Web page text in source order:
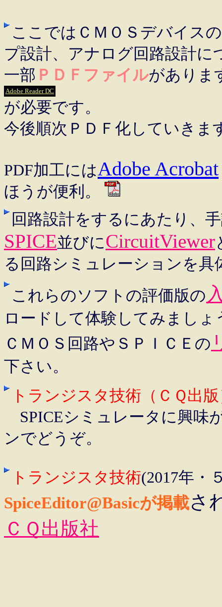
ここではＣＭＯＳデバイス
プ設計、アナログ回路設計
一部 ＰＤＦファイルがありま
Adobe Reader DC
が必要です。
今後順次ＰＤＦ化していきま
PDF加工にはAdobe Acrobat
ほうが便利。
回路設計をするにあたり、
SPICE並びにCircuitViewer
る回路シミュレーションを
これらのソフトの評価版の
ロードして体験してみましょ
ＣＭＯＳ回路やＳＰＩＣＥの
下さい。
トランジスタ技術（ＣＱ出
SPICEシミュレータに興味
ンでどうぞ。
トランジスタ技術(2017年・
SpiceEditor@Basicが掲載さ
ＣＱ出版社